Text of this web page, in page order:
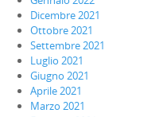
Dicembre 2021
Ottobre 2021
Settembre 2021
Luglio 2021
Giugno 2021
Aprile 2021
Marzo 2021